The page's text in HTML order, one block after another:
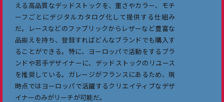
える高品質なデッドストックを、重さやカラー、モチ
ーフごとにデジタルカタログ化して提供する仕組み
だ。レースなどのファブリックからレザーなど豊富な
品揃えを持ち、登録すればどんなブランドでも購入す
ることができる。特に、ヨーロッパで活動をするブラ
ンドや若手デザイナーに、デッドストックのリユース
を推奨している。ガレージがフランスにあるため、現
時点ではヨーロッパで活躍するクリエイティブなデザ
イナーのみがリーチが可能だ。